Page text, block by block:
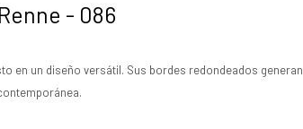
- 086
en un diseño versátil. Sus bordes redondeados generan